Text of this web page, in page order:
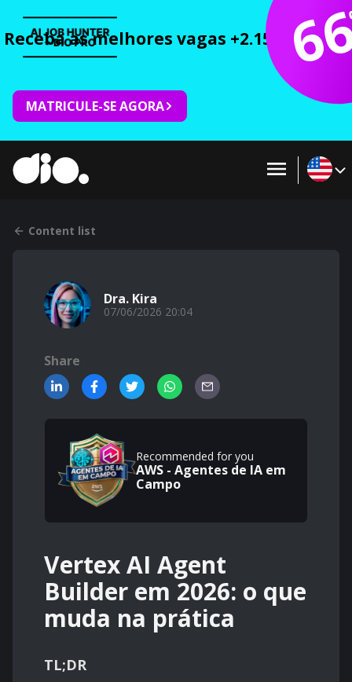
Receba as melhores vagas +2.150 cursos
MATRICULE-SE AGORA
Content list
Dra. Kira
07/06/2026 20:04
Share
Recommended for you
AWS - Agentes de IA em
Campo
Vertex AI Agent
Builder em 2026: o que
muda na prática
TL;DR